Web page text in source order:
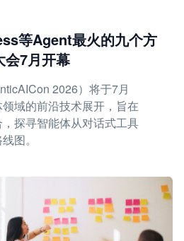
等Agent最火的九个方
会7月开幕
2026）将于7月
域的前沿技术展开，旨在
探寻智能体从对话式工具
图。